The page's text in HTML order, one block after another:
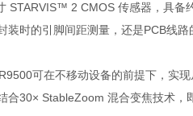
STARVIS™ 2 CMOS 传感器，具
装时的引脚间距测量，还是PCB线
可在不移动设备的前提下，实
合30× StableZoom 混合变焦技术，